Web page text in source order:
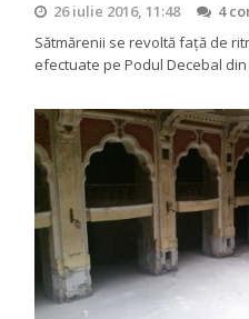
26 iulie 2016, 11:48
4
Sătmărenii se revoltă față de
efectuate pe Podul Decebal